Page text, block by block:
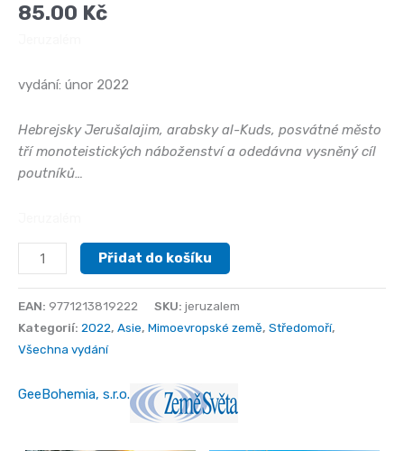
85.00 Kč
vydání: únor 2022
Hebrejsky Jerušalajim, arabsky al-Kuds, posvátné město
tří monoteistických náboženství a odedávna vysněný cíl
poutníků…
Jeruzalém
množství
Přidat do košíku
EAN: 9771213819222 SKU: jeruzalem
Kategorií: 2022, Asie, Mimoevropské země, Středomoří,
Všechna vydání
GeeBohemia, s.r.o.